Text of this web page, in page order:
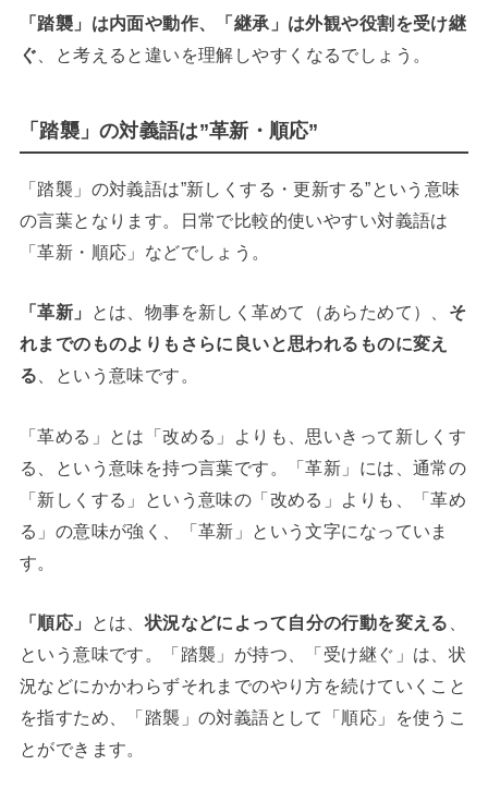
「踏襲」は内面や動作、「継承」は外観や役割を受け継
ぐ 、と考えると違いを理解しやすくなるでしょう。
「踏襲」の対義語は”革新・順応”
「踏襲」の対義語は”新しくする・更新する”という意味
の言葉となります。日常で比較的使いやすい対義語は
「革新・順応」などでしょう。
「革新」 とは、物事を新しく革めて（あらためて）、 そ
れまでのものよりもさらに良いと思われるものに変え
る 、という意味です。
「革める」とは「改める」よりも、思いきって新しくす
る、という意味を持つ言葉です。「革新」には、通常の
「新しくする」という意味の「改める」よりも、「革め
る」の意味が強く、「革新」という文字になっていま
す。
「順応」 とは、状況などによって自分の行動を変える
という意味です。「踏襲」が持つ、「受け継ぐ」は、状
況などにかかわらずそれまでのやり方を続けていくこと
を指すため、「踏襲」の対義語として「順応」を使うこ
とができます。